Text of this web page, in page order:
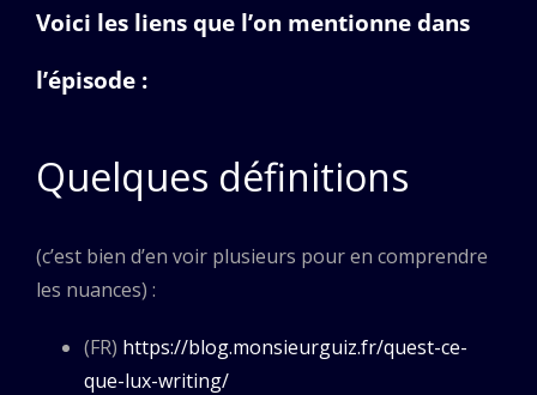
Voici les liens que l’on mentionne dans
l’épisode :
Quelques définitions
(c’est bien d’en voir plusieurs pour en comprendre
les nuances) :
(FR) https://blog.monsieurguiz.fr/quest-ce-
que-lux-writing/